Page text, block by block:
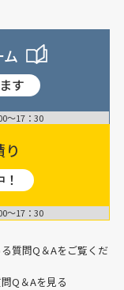
す
〜17：30
〜17：30
質問Q＆Aをご覧くだ
Q＆Aを見る